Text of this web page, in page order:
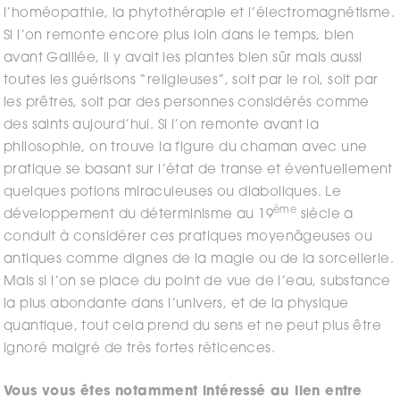
l’homéopathie, la phytothérapie et l’électromagnétisme.
Si l’on remonte encore plus loin dans le temps, bien
avant Galilée, il y avait les plantes bien sûr mais aussi
toutes les guérisons “religieuses”, soit par le roi, soit par
les prêtres, soit par des personnes considérés comme
des saints aujourd’hui. Si l’on remonte avant la
philosophie, on trouve la figure du chaman avec une
pratique se basant sur l’état de transe et éventuellement
quelques potions miraculeuses ou diaboliques. Le
développement du déterminisme au 19ème siècle a
conduit à considérer ces pratiques moyenâgeuses ou
antiques comme dignes de la magie ou de la sorcellerie.
Mais si l’on se place du point de vue de l’eau, substance
la plus abondante dans l’univers, et de la physique
quantique, tout cela prend du sens et ne peut plus être
ignoré malgré de très fortes réticences.
Vous vous êtes notamment intéressé au lien entre